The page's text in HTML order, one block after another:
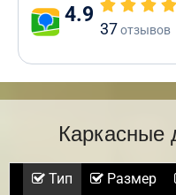
4.9
37отзывов
Каркасные
Тип Размер